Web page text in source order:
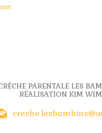
PARENTALE LES
RÉALISATION KIM